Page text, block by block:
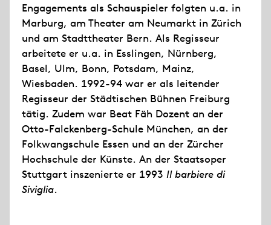
Engagements als Schauspieler folgten u.a. in
Marburg, am Theater am Neumarkt in Zürich
und am Stadttheater Bern. Als Regisseur
arbeitete er u.a. in Esslingen, Nürnberg,
Basel, Ulm, Bonn, Potsdam, Mainz,
Wiesbaden. 1992-94 war er als leitender
Regisseur der Städtischen Bühnen Freiburg
tätig. Zudem war Beat Fäh Dozent an der
Otto-Falckenberg-Schule München, an der
Folkwangschule Essen und an der Zürcher
Hochschule der Künste. An der Staatsoper
Stuttgart inszenierte er 1993 Il barbiere di
Siviglia.